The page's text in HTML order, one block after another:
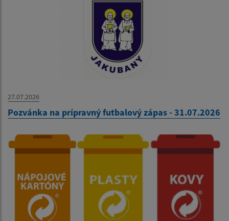
27.07.2026
Pozvánka na prípravný futbalový zápas - 31.07.2026